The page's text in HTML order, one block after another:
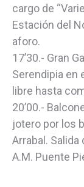
cargo de
Estación del
aforo.
17’30.- Gran
Serendipia en
libre hasta
20’00.-
jotero por los
Arrabal. Salida
A.M. Puente